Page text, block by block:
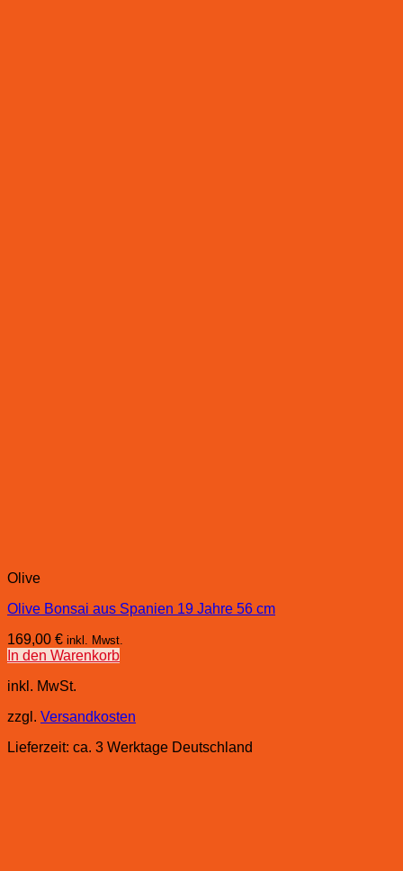
Olive
Olive Bonsai aus Spanien 19 Jahre 56 cm
169,00 € inkl. Mwst.
In den Warenkorb
inkl. MwSt.
zzgl. Versandkosten
Lieferzeit: ca. 3 Werktage Deutschland